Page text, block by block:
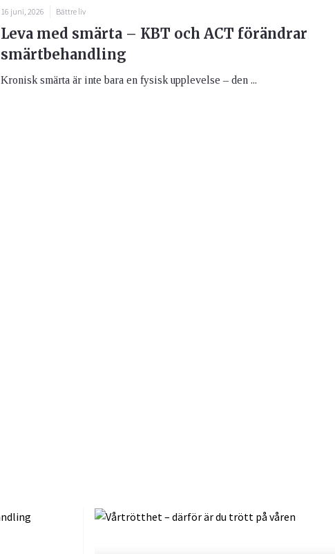
16 juni, 2026 Bättre liv
Leva med smärta – KBT och ACT förändrar
smärtbehandling
Kronisk smärta är inte bara en fysisk upplevelse – den ...